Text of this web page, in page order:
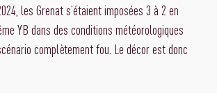
les Grenat s’étaient imposées 3 à 2 en
YB dans des conditions météorologiques
complètement fou. Le décor est donc